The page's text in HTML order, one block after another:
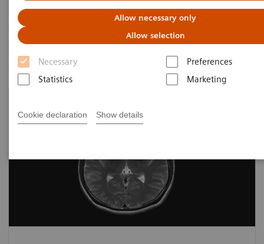
Allow necessary only
Allow selection
Necessary
Preferences
Statistics
Marketing
Cookie declaration Show details
높은 효율, 우수한 이미징 품질과 일관된 결과를 위한
MRI 기술을 경험 해보세요.